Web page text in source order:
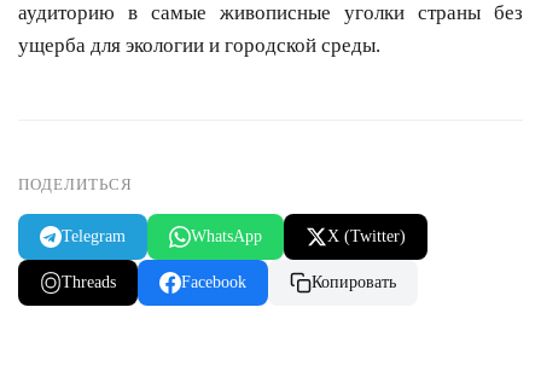
аудиторию в самые живописные уголки страны без
ущерба для экологии и городской среды.
ПОДЕЛИТЬСЯ
Telegram WhatsApp X (Twitter)
Threads Facebook Копировать